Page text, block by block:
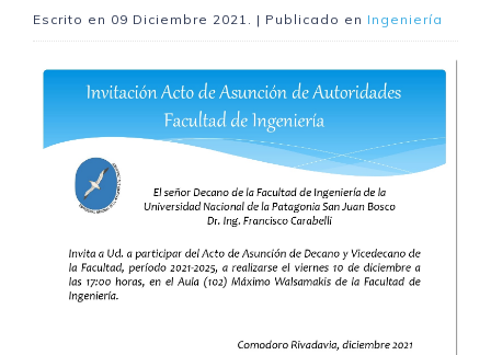
Escrito en 09 Diciembre 2021 . | Publicado en Ingeniería